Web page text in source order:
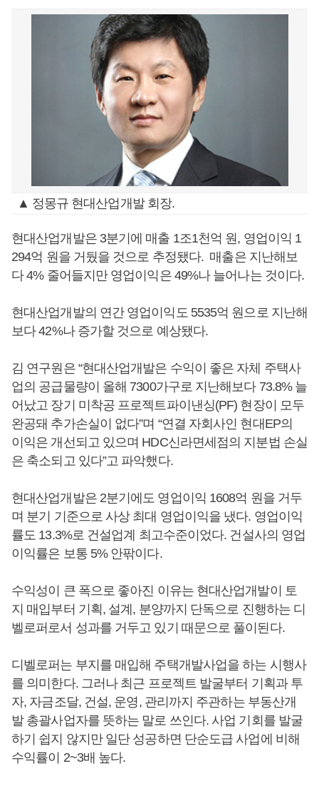
▲ 정몽규 현대산업개발 회장.
현대산업개발은 3분기에 매출 1조1천억 원, 영업이익 1
294억 원을 거뒀을 것으로 추정됐다. 매출은 지난해보
다 4% 줄어들지만 영업이익은 49%나 늘어나는 것이다.
현대산업개발의 연간 영업이익도 5535억 원으로 지난해
보다 42%나 증가할 것으로 예상됐다.
김 연구원은 “현대산업개발은 수익이 좋은 자체 주택사
업의 공급물량이 올해 7300가구로 지난해보다 73.8% 늘
어났고 장기 미착공 프로젝트파이낸싱(PF) 현장이 모두
완공돼 추가손실이 없다”며 “연결 자회사인 현대EP의
이익은 개선되고 있으며 HDC신라면세점의 지분법 손실
은 축소되고 있다”고 파악했다.
현대산업개발은 2분기에도 영업이익 1608억 원을 거두
며 분기 기준으로 사상 최대 영업이익을 냈다. 영업이익
률도 13.3%로 건설업계 최고수준이었다. 건설사의 영업
이익률은 보통 5% 안팎이다.
수익성이 큰 폭으로 좋아진 이유는 현대산업개발이 토
지 매입부터 기획, 설계, 분양까지 단독으로 진행하는 디
벨로퍼로서 성과를 거두고 있기 때문으로 풀이된다.
디벨로퍼는 부지를 매입해 주택개발사업을 하는 시행사
를 의미한다. 그러나 최근 프로젝트 발굴부터 기획과 투
자, 자금조달, 건설, 운영, 관리까지 주관하는 부동산개
발 총괄사업자를 뜻하는 말로 쓰인다. 사업 기회를 발굴
하기 쉽지 않지만 일단 성공하면 단순도급 사업에 비해
수익률이 2~3배 높다.